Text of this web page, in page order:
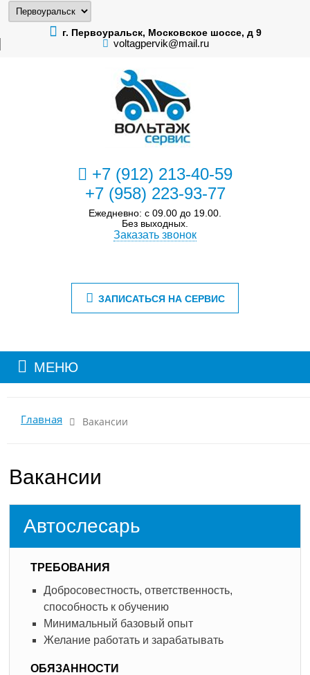
г. Первоуральск, Московское шоссе, д 9
voltagpervik@mail.ru
+7 (912) 213-40-59
+7 (958) 223-93-77
Ежедневно: с 09.00 до 19.00.
Без выходных.
Заказать звонок
ЗАПИСАТЬСЯ НА СЕРВИС
МЕНЮ
Главная Вакансии
Вакансии
Автослесарь
ТРЕБОВАНИЯ
Добросовестность, ответственность,
способность к обучению
Минимальный базовый опыт
Желание работать и зарабатывать
ОБЯЗАННОСТИ